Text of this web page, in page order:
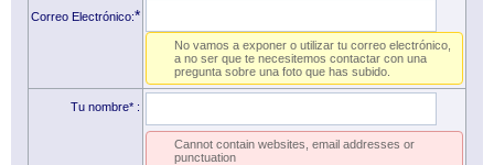
Correo Electrónico:*
No vamos a exponer o utilizar tu correo electrónico,
a no ser que te necesitemos contactar con una
pregunta sobre una foto que has subido.
Tu nombre* :
Cannot contain websites, email addresses or
punctuation